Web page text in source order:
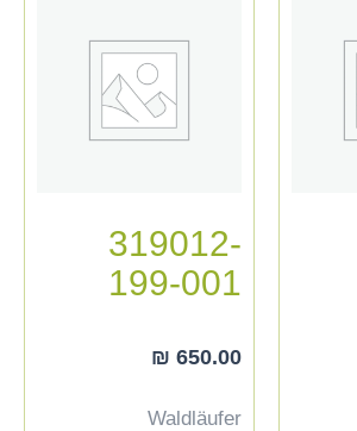
319012-
199-001
₪ 650.00
Waldläufer